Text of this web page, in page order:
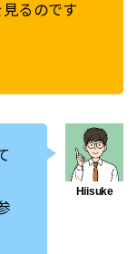
るのです